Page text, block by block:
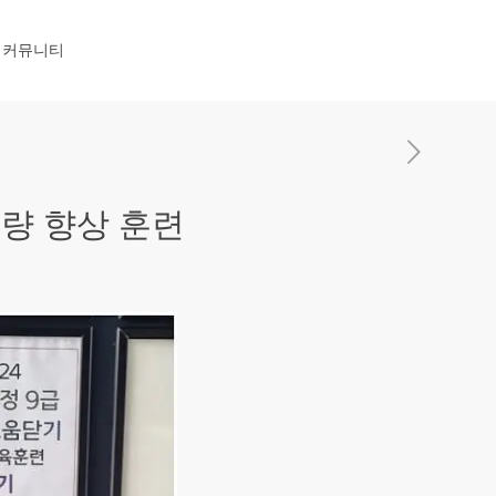
커뮤니티
향상 훈련